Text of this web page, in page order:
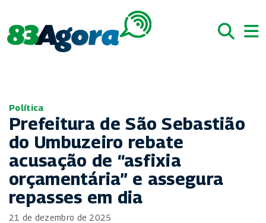
Política
Prefeitura de São Sebastião
do Umbuzeiro rebate
acusação de “asfixia
orçamentária” e assegura
repasses em dia
21 de dezembro de 2025